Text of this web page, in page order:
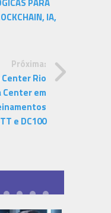
PARA
IA,
Próxima:
Rio
Center em
e DC100